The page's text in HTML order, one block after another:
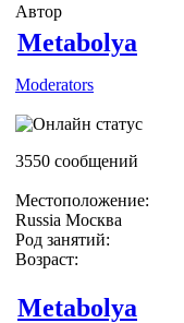
Автор
Metabolya
Moderators
3550 сообщений
Местоположение:
Russia Москва
Род занятий:
Возраст:
Metabolya